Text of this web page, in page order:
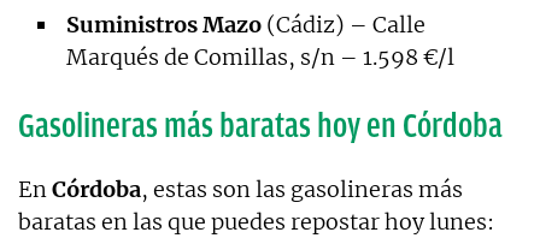
Suministros Mazo (Cádiz) – Calle
Marqués de Comillas, s/n – 1.598 €/l
Gasolineras más baratas hoy en Córdoba
EnCórdoba, estas son las gasolineras más
baratas en las que puedes repostar hoy lunes: